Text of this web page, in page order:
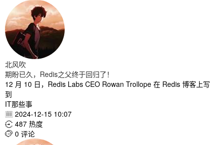
北风吹
期盼已久，Redis之父终于回归了！
12 月 10 日，Redis Labs CEO Rowan Trollope 在 Redis 博客上写
到
IT那些事
 2024-12-15 10:07
 487 热度
 0 评论